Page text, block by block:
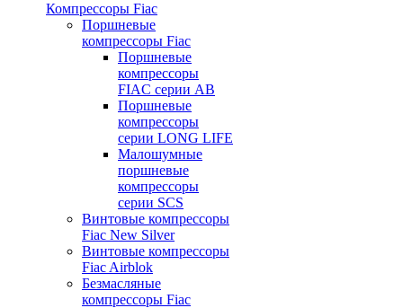
Компрессоры Fiac
Поршневые
компрессоры Fiac
Поршневые
компрессоры
FIAC серии AB
Поршневые
компрессоры
серии LONG LIFE
Малошумные
поршневые
компрессоры
серии SCS
Винтовые компрессоры
Fiac New Silver
Винтовые компрессоры
Fiac Airblok
Безмасляные
компрессоры Fiac